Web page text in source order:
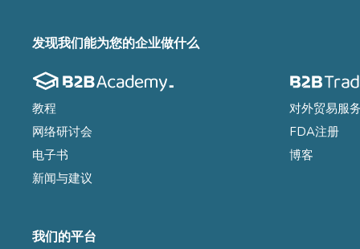
发现我们能为您的企业做什么
教程
网络研讨会
电子书
新闻与建议
对外贸易服
FDA注册
博客
我们的平台